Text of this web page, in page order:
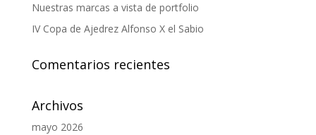
Nuestras marcas a vista de portfolio
IV Copa de Ajedrez Alfonso X el Sabio
Comentarios recientes
Archivos
mayo 2026